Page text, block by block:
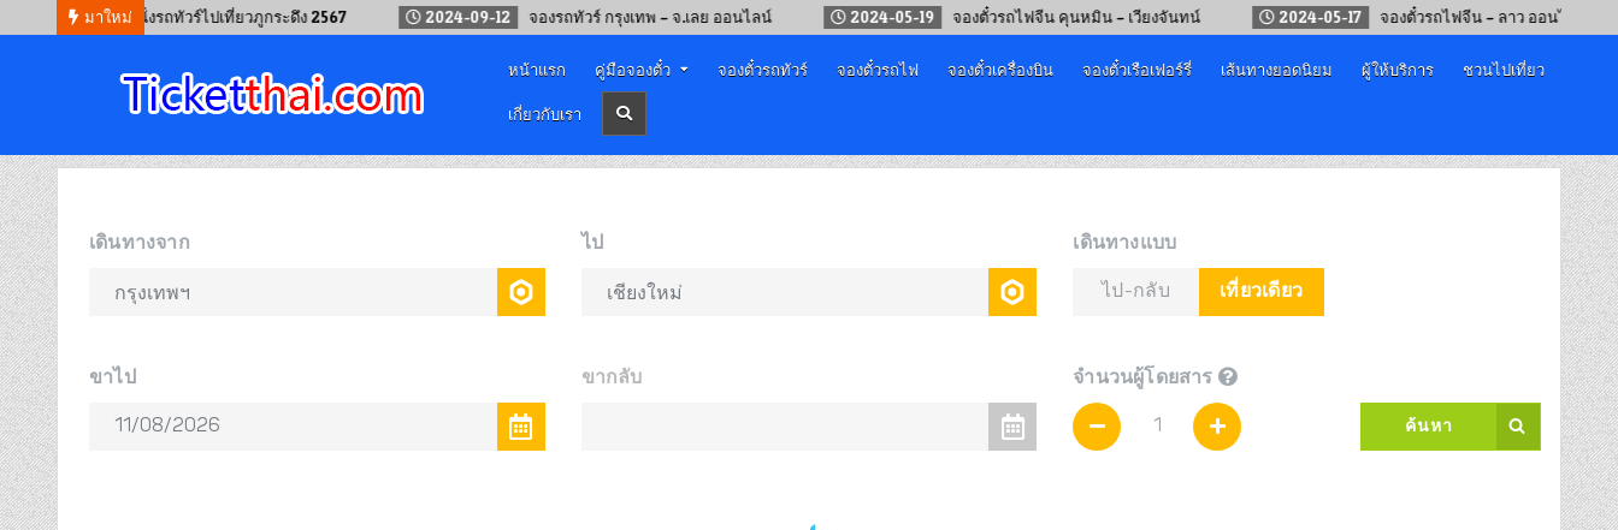
มาใหม่
วิธีนั่งรถทัวร์ไปเที่ยวภูกระดึง 2567 2024-09-12 จองรถทัวร์ กรุงเทพ – จ.เลย ออนไลน์ 2024-05-19 จองตั๋วรถไฟจีน คุนหมิน – เวียงจันทน์ 2024-05-17 จองตั๋วรถไฟจีน – ลาว ออนไลน์
จองตั๋วออนไลน์
หน้าแรก คู่มือจองตั๋ว จองตั๋วรถทัวร์ จองตั๋วรถไฟ จองตั๋วเครื่องบิน จองตั๋วเรือเฟอร์รี่ เส้นทางยอดนิยม ผู้ให้บริการ
ชวนไปเที่ยว
เกี่ยวกับเรา